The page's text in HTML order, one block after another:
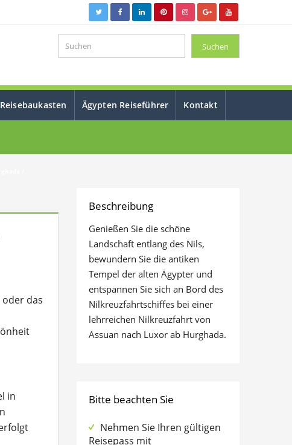
Reisebaukasten Ägypten Reiseführer Kontakt
das
in
Beschreibung
Genießen Sie die schöne
Landschaft entlang des Nils,
bewundern Sie die antiken
Tempel der alten Ägypter und
entspannen Sie sich an Bord des
Nilkreuzfahrtschiffes bei einer
lehrreichen Nilkreuzfahrt von
Assuan nach Luxor ab Hurghada.
Bitte beachten Sie
Nehmen Sie Ihren gültigen
Reisepass mit